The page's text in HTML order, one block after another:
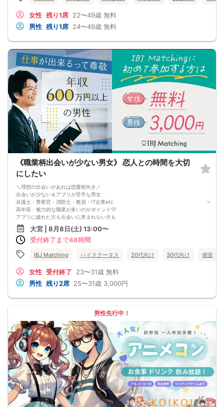
・セミナー途中での途中退出は禁止となります。
・悪質な場合は今後一切弊社のイベントに参加できなくなる可能性があります。
・弊社ではセミナー中やセミナー終了後発生したトラブルには一切関与いたしま
・チケットが「完売」と表示されていてもキャンセルなどがあった場合は再販を
行う可能性があります。
・※外国人の方の参加はご遠慮ください。日本語での円滑なコミュニケーションが
可能な方に限ります。(For Japanese people only)
女性 残り1席 22〜49歳 無料
男性 残り1席 24〜49歳 無料
《職業柄出会いが少ない男女》 恋人との時間を大切
にしたい
＼理想の出会いがあれば恋愛前向き／
出会いが少ない＆アプリが苦手な男女
弁護士・警察官・消防士・教員・IT企業etc
高年収・魅力的な職業が多いのがポイント♡
アプリに疲れた方も出会いに恵まれない方も
同じ価値観の方と出会える♪
さ・ら・に
＼仕事が忙しくても恋人との時間を確保／
大宮 | 8月8日(土) 13:00〜
受付終了まで48時間
IBJ Matching ハイステータス 20代向け 30代向け 個室
女性 受付終了 23〜31歳 無料
男性 残り2席 25〜31歳 3,000円
男性先行中！